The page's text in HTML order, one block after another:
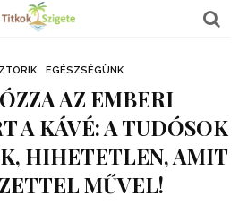
EGÉSZSÉGÜNK
AZ EMBERI
A KÁVÉ: A TUDÓSOK
HIHETETLEN, AMIT
MŰVEL!